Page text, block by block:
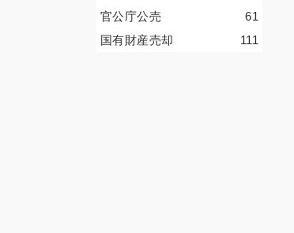
61
官公庁公売
111
国有財産売却